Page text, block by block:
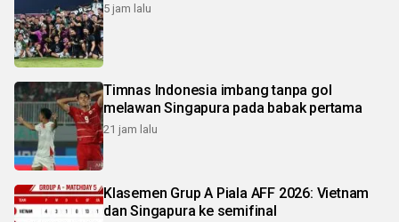
5 jam lalu
Timnas Indonesia imbang tanpa gol
melawan Singapura pada babak pertama
21 jam lalu
Klasemen Grup A Piala AFF 2026: Vietnam
dan Singapura ke semifinal